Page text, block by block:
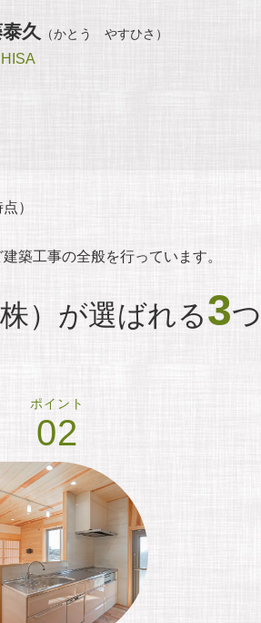
久 （かとう やすひさ）
）
築工事の全般を行っています。
）が選ばれる3
ポイント
02